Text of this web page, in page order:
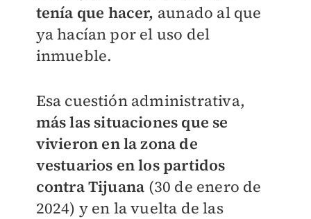
tenía que hacer, aunado al que
ya hacían por el uso del
inmueble.
Esa cuestión administrativa,
más las situaciones que se
vivieron en la zona de
vestuarios en los partidos
contra Tijuana (30 de enero de
2024) y en la vuelta de las